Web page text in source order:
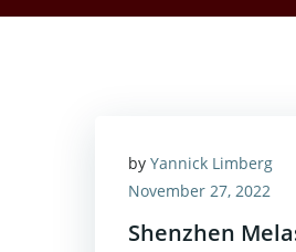
by Yannick Limberg
November 27, 2022
Shenzhen